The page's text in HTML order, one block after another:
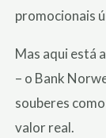
promocionais
Mas aqui está
– o Bank
souberes
valor real.